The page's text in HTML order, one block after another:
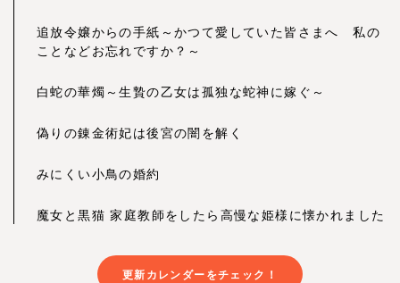
追放令嬢からの手紙～かつて愛していた皆さまへ 私の
ことなどお忘れですか？～
白蛇の華燭～生贄の乙女は孤独な蛇神に嫁ぐ～
偽りの錬金術妃は後宮の闇を解く
みにくい小鳥の婚約
魔女と黒猫 家庭教師をしたら高慢な姫様に懐かれました
更新カレンダーをチェック！